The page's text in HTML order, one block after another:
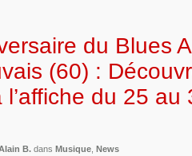
du Blues
(60) :
du 25 au
B. dans Musique News